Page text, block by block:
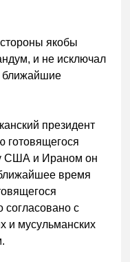
якобы
и не исключал
ближайшие
президент
готовящегося
США и Ираном он
время
согласовано с
и мусульманских